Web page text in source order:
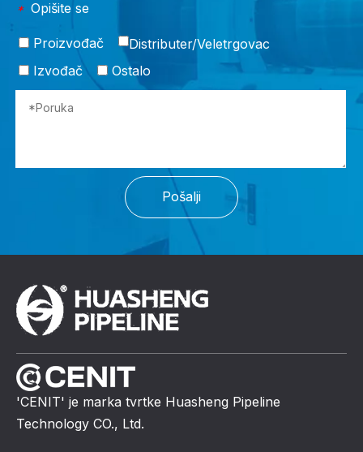
* Opišite se
Proizvođač
Distributer/Veletrgovac
Izvođač
Ostalo
Pošalji
'CENIT' je marka tvrtke Huasheng Pipeline
Technology CO., Ltd.